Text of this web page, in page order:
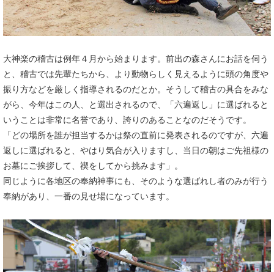
大神楽の稽古は例年４月から始まります。前出の森さんにお話を伺う
と、稽古では先輩たちから、より動物らしく見えるように頭の角度や
振り方などを厳しく指導されるのだとか。そうして稽古の具合をみな
がら、今年はこの人、と選出されるので、「六遍返し」に選ばれると
いうことは非常に名誉であり、誇りのあることなのだそうです。
「どの場所を誰が担当するかは祭の直前に発表されるのですが、六遍
返しに選ばれると、やはり気合が入りますし、当日の朝はご先祖様の
お墓にご挨拶して、禊をしてから挑みます」。
同じように各地区の奉納神事にも、そのような選ばれし者のみが行う
奉納があり、一番の見せ場になっています。